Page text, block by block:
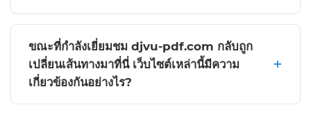
ขณะที่กำลังเยี่ยมชม djvu-pdf.com กลับถูก
เปลี่ยนเส้นทางมาที่นี่ เว็บไซต์เหล่านี้มีความ
เกี่ยวข้องกันอย่างไร?